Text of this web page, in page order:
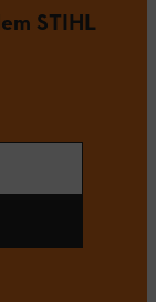
STIHL